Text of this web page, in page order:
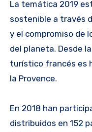
La temática 2019
sostenible a través
y el compromiso de
del planeta. Desde
turístico francés es
la Provence.
En 2018 han
distribuidos en 152